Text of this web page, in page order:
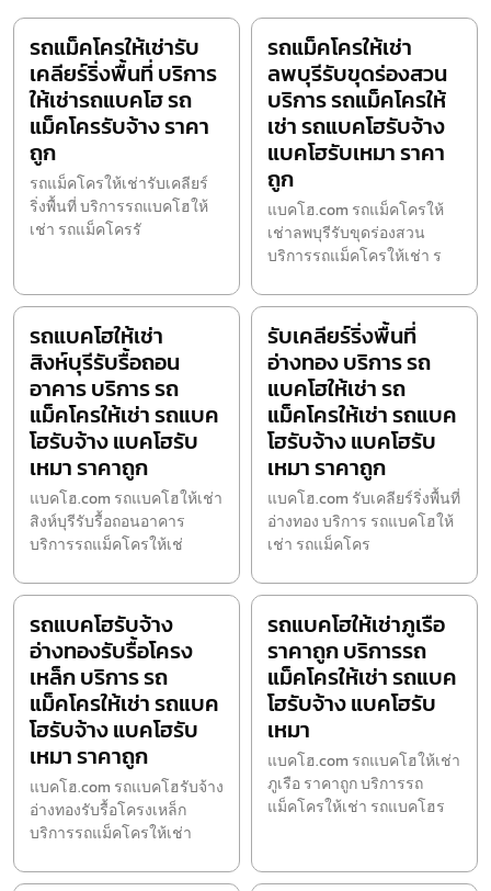
รถแม็คโครให้เช่ารับ
เคลียร์ริ่งพื้นที่ บริการ
ให้เช่ารถแบคโฮ รถ
แม็คโครรับจ้าง ราคา
ถูก
รถแม็คโครให้เช่ารับเคลียร์
ริ่งพื้นที่ บริการรถแบคโฮให้
เช่า รถแม็คโครรั
รถแม็คโครให้เช่า
ลพบุรีรับขุดร่องสวน
บริการ รถแม็คโครให้
เช่า รถแบคโฮรับจ้าง
แบคโฮรับเหมา ราคา
ถูก
แบคโฮ.com รถแม็คโครให้
เช่าลพบุรีรับขุดร่องสวน
บริการรถแม็คโครให้เช่า ร
รถแบคโฮให้เช่า
สิงห์บุรีรับรื้อถอน
อาคาร บริการ รถ
แม็คโครให้เช่า รถแบค
โฮรับจ้าง แบคโฮรับ
เหมา ราคาถูก
แบคโฮ.com รถแบคโฮให้เช่า
สิงห์บุรีรับรื้อถอนอาคาร
บริการรถแม็คโครให้เช่
รับเคลียร์ริ่งพื้นที่
อ่างทอง บริการ รถ
แบคโฮให้เช่า รถ
แม็คโครให้เช่า รถแบค
โฮรับจ้าง แบคโฮรับ
เหมา ราคาถูก
แบคโฮ.com รับเคลียร์ริ่งพื้นที่
อ่างทอง บริการ รถแบคโฮให้
เช่า รถแม็คโคร
รถแบคโฮรับจ้าง
อ่างทองรับรื้อโครง
เหล็ก บริการ รถ
แม็คโครให้เช่า รถแบค
โฮรับจ้าง แบคโฮรับ
เหมา ราคาถูก
แบคโฮ.com รถแบคโฮรับจ้าง
อ่างทองรับรื้อโครงเหล็ก
บริการรถแม็คโครให้เช่า
รถแบคโฮให้เช่าภูเรือ
ราคาถูก บริการรถ
แม็คโครให้เช่า รถแบค
โฮรับจ้าง แบคโฮรับ
เหมา
แบคโฮ.com รถแบคโฮให้เช่า
ภูเรือ ราคาถูก บริการรถ
แม็คโครให้เช่า รถแบคโฮร